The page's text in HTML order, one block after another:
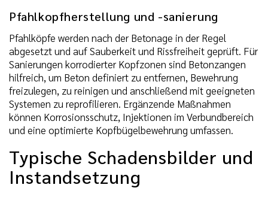
Pfahlkopfherstellung und -sanierung
Pfahlköpfe werden nach der Betonage in der Regel
abgesetzt und auf Sauberkeit und Rissfreiheit geprüft. Für
Sanierungen korrodierter Kopfzonen sind Betonzangen
hilfreich, um Beton definiert zu entfernen, Bewehrung
freizulegen, zu reinigen und anschließend mit geeigneten
Systemen zu reprofilieren. Ergänzende Maßnahmen
können Korrosionsschutz, Injektionen im Verbundbereich
und eine optimierte Kopfbügelbewehrung umfassen.
Typische Schadensbilder und
Instandsetzung